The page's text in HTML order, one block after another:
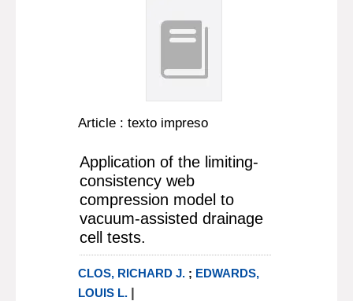
Article : texto impreso
Application of the limiting-
consistency web
compression model to
vacuum-assisted drainage
cell tests.
CLOS, RICHARD J.; EDWARDS,
LOUIS L. |